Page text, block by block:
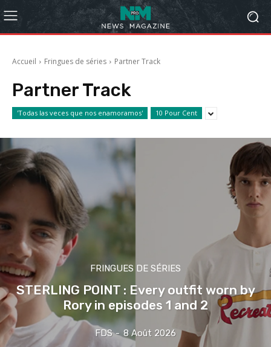
Accueil Fringues de séries Partner Track
Partner Track
'Todas las veces que nos enamoramos' 10 Pour Cent
FRINGUES DE SÉRIES
STERLING POINT : Every outfit worn by
Rory in episodes 1 and 2
FDS - 8 Août 2026